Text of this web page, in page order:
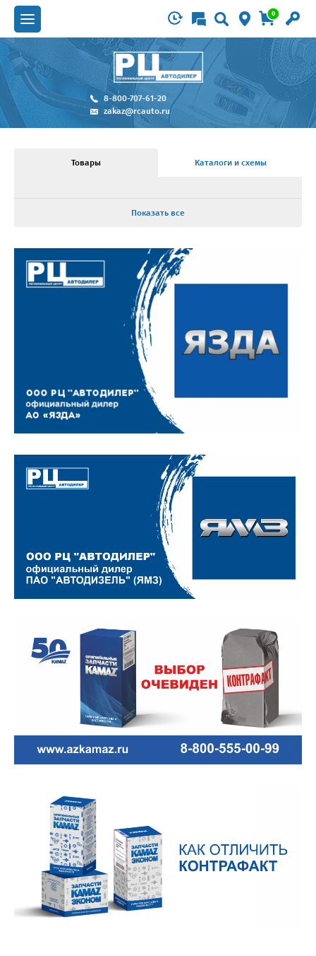
0
8-800-707-61-20
zakaz@rcauto.ru
Товары Каталоги и схемы
Показать все